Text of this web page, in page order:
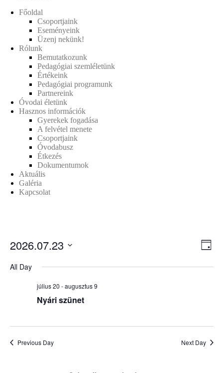
Főoldal
Csoportjaink
Eseményeink
Üzenj nekünk!
Rólunk
Bemutatkozunk
Pedagógiai szemléletünk
Értékeink
Pedagógiai programunk
Partnereink
Óvodai életünk
Hasznos információk
Gyerekek fogadása
A felvétel menete
Csoportjaink
Óvodabusz
Étkezés
Dokumentumok
Aktuális
Galéria
Kapcsolat
V
i
s
E
v
V
Day
2026.07.23
date.
All Day
július 20 -augusztus 9
Nyári szünet
Previous Day Next Day